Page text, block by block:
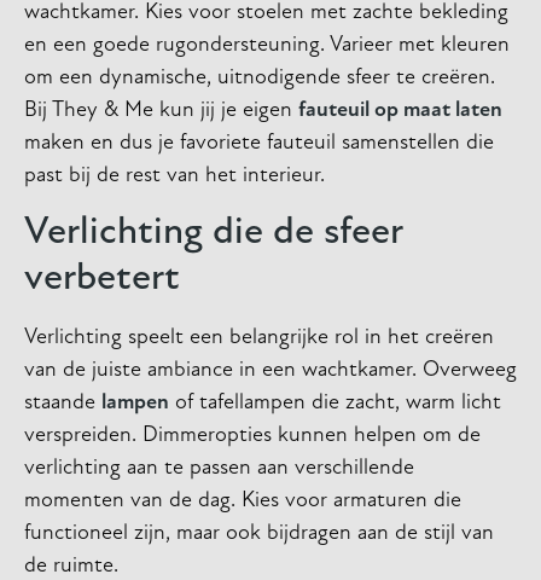
wachtkamer. Kies voor stoelen met zachte bekleding
en een goede rugondersteuning. Varieer met kleuren
om een dynamische, uitnodigende sfeer te creëren.
Bij They & Me kun jij je eigen fauteuil op maat laten
maken en dus je favoriete fauteuil samenstellen die
past bij de rest van het interieur.
Verlichting die de sfeer
verbetert
Verlichting speelt een belangrijke rol in het creëren
van de juiste ambiance in een wachtkamer. Overweeg
staande lampen of tafellampen die zacht, warm licht
verspreiden. Dimmeropties kunnen helpen om de
verlichting aan te passen aan verschillende
momenten van de dag. Kies voor armaturen die
functioneel zijn, maar ook bijdragen aan de stijl van
de ruimte.